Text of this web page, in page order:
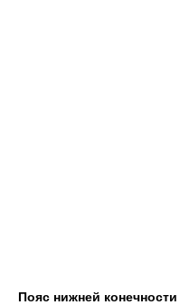
Пояс нижней конечности